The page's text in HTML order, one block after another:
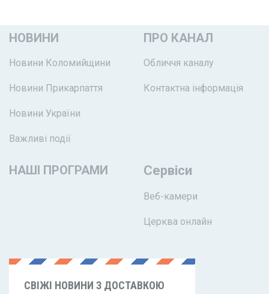
НОВИНИ
Новини Коломийщини
Новини Прикарпаття
Новини України
Важливі події
ПРО КАНАЛ
Обличчя каналу
Контактна інформація
НАШІ ПРОГРАМИ Сервіси
Веб-камери
Церква онлайн
СВІЖІ НОВИНИ З ДОСТАВКОЮ